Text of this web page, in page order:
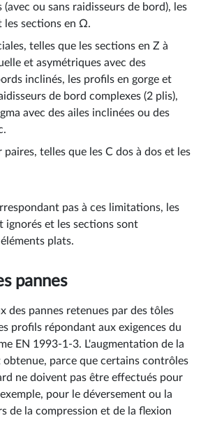
ou sans raidisseurs de bord), les
les sections en Ω.
telles que les sections en Z à
et asymétriques avec des
inclinés, les profils en gorge et
de bord complexes (2 plis),
avec des ailes inclinées ou des
paires, telles que les C dos à dos et les
pas à ces limitations, les
ignorés et les sections sont
plats.
pannes
des pannes retenues par des tôles
profils répondant aux exigences du
EN 1993-1-3. L'augmentation de la
parce que certains contrôles
ne doivent pas être effectués pour
pour le déversement ou la
de la compression et de la flexion